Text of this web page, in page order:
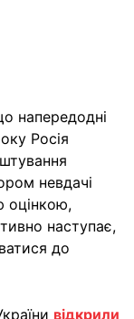
напередодні
Росія
невдачі
оцінкою,
наступає,
до
відкрили